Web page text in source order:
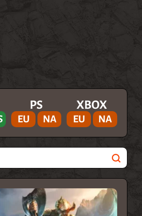
PS
EU NA
XBOX
EU NA